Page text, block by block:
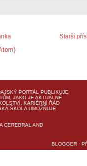
Starší
PORTÁL PUBLIKUJE
JAKO JE AKTUÁLNĚ
KARIÉRNÍ ŘÁD
ŠKOLA UMOŽŇUJE
CEREBRAL AND
BLOGGER ·